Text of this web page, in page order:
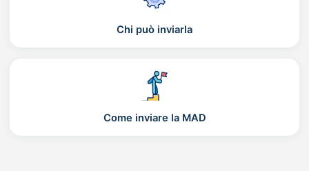
Chi può inviarla
Come inviare la MAD